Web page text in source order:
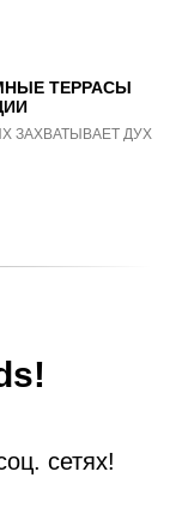
ТЕРРАСЫ
ЗАХВАТЫВАЕТ ДУХ
сетях!